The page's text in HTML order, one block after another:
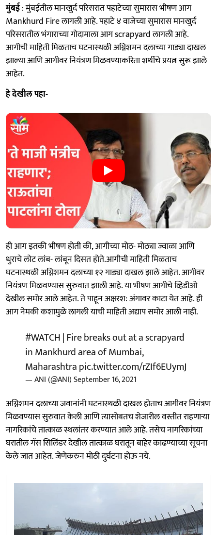
मुंबई: मुंबईतील मानखुर्द परिसरात पहाटेच्या सुमारास भीषण आग
Mankhurd Fire लागली आहे. पहाटे ४ वाजेच्या सुमारास मानखुर्द
परिसरातील भंगाराच्या गोदामाला आग scrapyard लागली आहे.
आगीची माहिती मिळताच घटनास्थळी अग्निशमन दलाच्या गाड्या दाखल
झाल्या आणि आगीवर नियंत्रण मिळवण्याकरिता शर्थीचे प्रयत्न सुरू झाले
आहेत.
हे देखील पहा-
ही आग इतकी भीषण होती की, आगीच्या मोठ- मोठ्या ज्वाळा आणि
धुराचे लोट लांब- लांबून दिसत होते.आगीची माहिती मिळताच
घटनास्थळी अग्निशमन दलाच्या १२ गाड्या दाखल झाले आहेत. आगीवर
नियंत्रण मिळवण्यास सुरुवात झाली आहे. या भीषण आगीचे व्हिडीओ
देखील समोर आले आहेत. ते पाहून अक्षरश: अंगावर काटा येत आहे. ही
आग नेमकी कशामुळे लागली याची माहिती अद्याप समोर आली नाही.
#WATCH| Fire breaks out at a scrapyard
in Mankhurd area of Mumbai,
Maharashtrapic.twitter.com/rZIf6EUymJ
— ANI (@ANI)September 16, 2021
अग्निशमन दलाच्या जवानांनी घटनास्थळी दाखल होताच आगीवर नियंत्रण
मिळवण्यास सुरुवात केली आणि त्यासोबतच शेजारील वस्तीत राहणाऱ्या
नागरिकांचे तात्काळ स्थलांतर करण्यात आले आहे. तसेच नागरिकांच्या
घरातील गॅस सिलिंडर देखील तात्काळ घरातून बाहेर काढण्याच्या सूचना
केले जात आहेत. जेणेकरुन मोठी दुर्घटना होऊ नये.